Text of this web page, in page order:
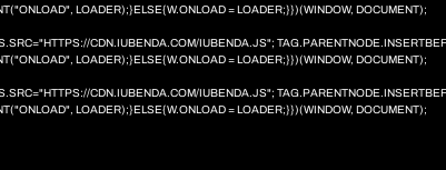
LOADER);}ELSE{W.ONLOAD = LOADER;}})(WINDOW, DOCUMENT);
CDN.IUBENDA.COM/IUBENDA.JS";
LOADER);}ELSE{W.ONLOAD = LOADER;}})(WINDOW, DOCUMENT);
CDN.IUBENDA.COM/IUBENDA.JS";
LOADER);}ELSE{W.ONLOAD = LOADER;}})(WINDOW, DOCUMENT);